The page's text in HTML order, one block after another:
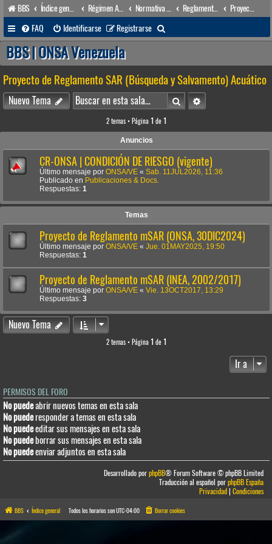
BBS Índice general Régimen Acuático venezolano Reglamentos Nacionales
FAQ
Identificarse Registrarse
u
c
a
r
BBS | ONSA Venezuela
Proyecto de Reglamento SAR (Búsqueda y Salvamento) Acuático
Nuevo Tema BuscarBúsqueda avanzada
2 temas • Página 1 de 1
Anuncios
CR-ONSA | CONDICIÓN DE RIESGO (vigente)
Último mensaje por ONSA/VE « Sab. 11JUL2026, 11:36
Publicado en Publicaciones & Docs.
Respuestas: 1
Temas
Proyecto de Reglamento mSAR (ONSA, 30DIC2024)
Último mensaje por ONSA/VE « Jue. 01MAY2025, 19:50
Respuestas: 1
Proyecto de Reglamento mSAR (INEA, 2002/2017)
Último mensaje por ONSA/VE « Vie. 13OCT2017, 13:29
Respuestas: 3
Nuevo Tema
2 temas • Página 1 de 1
Ir a
PERMISOS DEL FORO
No puedeabrir nuevos temas en esta sala
No puederesponder a temas en esta sala
No puedeeditar sus mensajes en esta sala
No puedeborrar sus mensajes en esta sala
No puedeenviar adjuntos en esta sala
Desarrollado porphpBB® Forum Software © phpBB Limited
Traducción al español porphpBB España
Privacidad|Condiciones
BBS Índice general Todos los horarios sonUTC-04:00 Borrar cookies